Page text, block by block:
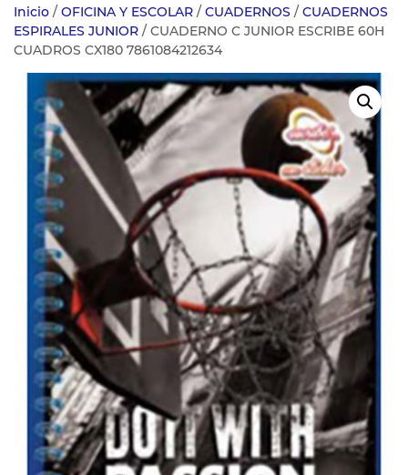
Inicio / OFICINA Y ESCOLAR / CUADERNOS / CUADERNOS
ESPIRALES JUNIOR / CUADERNO C JUNIOR ESCRIBE 60H
CUADROS CX180 7861084212634